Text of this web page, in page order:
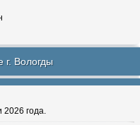
г. Вологды
2026 года.